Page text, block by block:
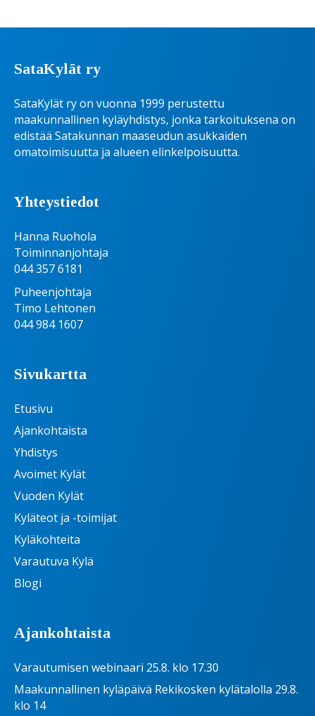
SataKylät ry
SataKylät ry on vuonna 1999 perustettu
maakunnallinen kyläyhdistys, jonka tarkoituksena on
edistää Satakunnan maaseudun asukkaiden
omatoimisuutta ja alueen elinkelpoisuutta.
Yhteystiedot
Hanna Ruohola
Toiminnanjohtaja
044 357 6181
Puheenjohtaja
Timo Lehtonen
044 984 1607
Sivukartta
Etusivu
Ajankohtaista
Yhdistys
Avoimet Kylät
Vuoden Kylät
Kyläteot ja -toimijat
Kyläkohteita
Varautuva Kylä
Blogi
Ajankohtaista
Varautumisen webinaari 25.8. klo 17.30
Maakunnallinen kyläpäivä Rekikosken kylätalolla 29.8.
klo 14